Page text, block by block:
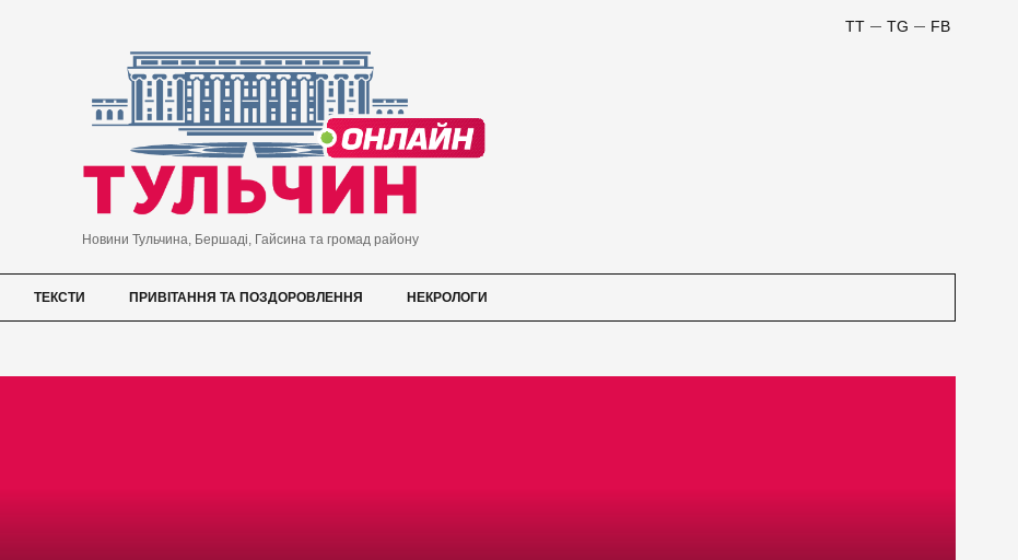
FB
TG
TT
Новини Тульчина, Бершаді, Гайсина та громад району
ТЕКСТИ ПРИВІТАННЯ ТА ПОЗДОРОВЛЕННЯ НЕКРОЛОГИ